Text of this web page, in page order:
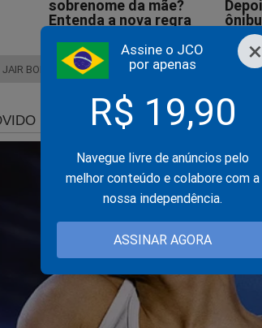
×
Assine o JCO
por apenas
R$ 19,90
Navegue livre de anúncios pelo
melhor conteúdo e colabore com a
nossa independência.
ASSINAR AGORA
JAIR BOLSONARO